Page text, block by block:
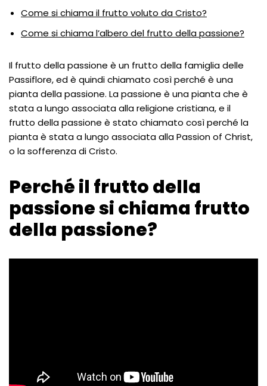
Come si chiama il frutto voluto da Cristo?
Come si chiama l’albero del frutto della passione?
Il frutto della passione è un frutto della famiglia delle
Passiflore, ed è quindi chiamato così perché è una
pianta della passione. La passione è una pianta che è
stata a lungo associata alla religione cristiana, e il
frutto della passione è stato chiamato così perché la
pianta è stata a lungo associata alla Passion of Christ,
o la sofferenza di Cristo.
Perché il frutto della
passione si chiama frutto
della passione?